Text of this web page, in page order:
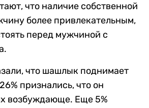
что наличие собственной
более привлекательным,
перед мужчиной с
что шашлык поднимает
признались, что он
возбуждающе. Еще 5%